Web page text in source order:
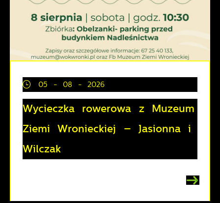
05 - 08 - 2026
Wycieczka rowerowa z Muzeum
Ziemi Wronieckiej – Jasionna i
Wilczak